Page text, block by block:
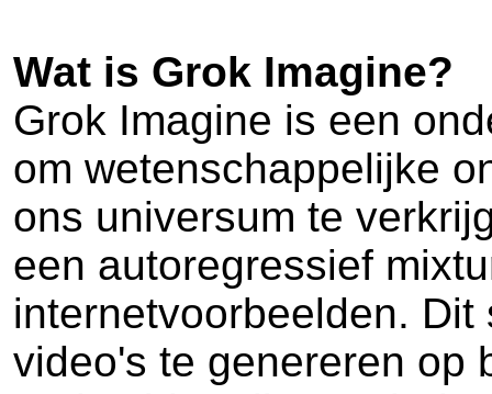
Wat is Grok Imagine?
Grok Imagine is een
om wetenschappelijke
ons universum te
een autoregressief
internetvoorbeelden.
video's te genereren op